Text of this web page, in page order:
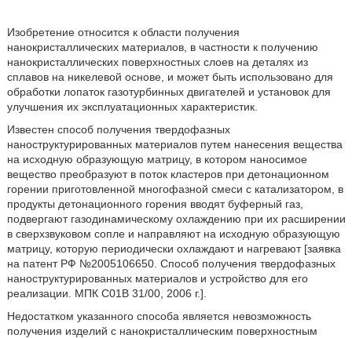
Изобретение относится к области получения
нанокристаллических материалов, в частности к получению
нанокристаллических поверхностных слоев на деталях из
сплавов на никелевой основе, и может быть использовано для
обработки лопаток газотурбинных двигателей и установок для
улучшения их эксплуатационных характеристик.
Известен способ получения твердофазных
наноструктурированных материалов путем нанесения вещества
на исходную образующую матрицу, в котором наносимое
вещество преобразуют в поток кластеров при детонационном
горении приготовленной многофазной смеси с катализатором, в
продукты детонационного горения вводят буферный газ,
подвергают газодинамическому охлаждению при их расширении
в сверхзвуковом сопле и направляют на исходную образующую
матрицу, которую периодически охлаждают и нагревают [заявка
на патент РФ №2005106650. Способ получения твердофазных
наноструктурированных материалов и устройство для его
реализации. МПК С01В 31/00, 2006 г.].
Недостатком указанного способа является невозможность
получения изделий с нанокристаллическим поверхностным